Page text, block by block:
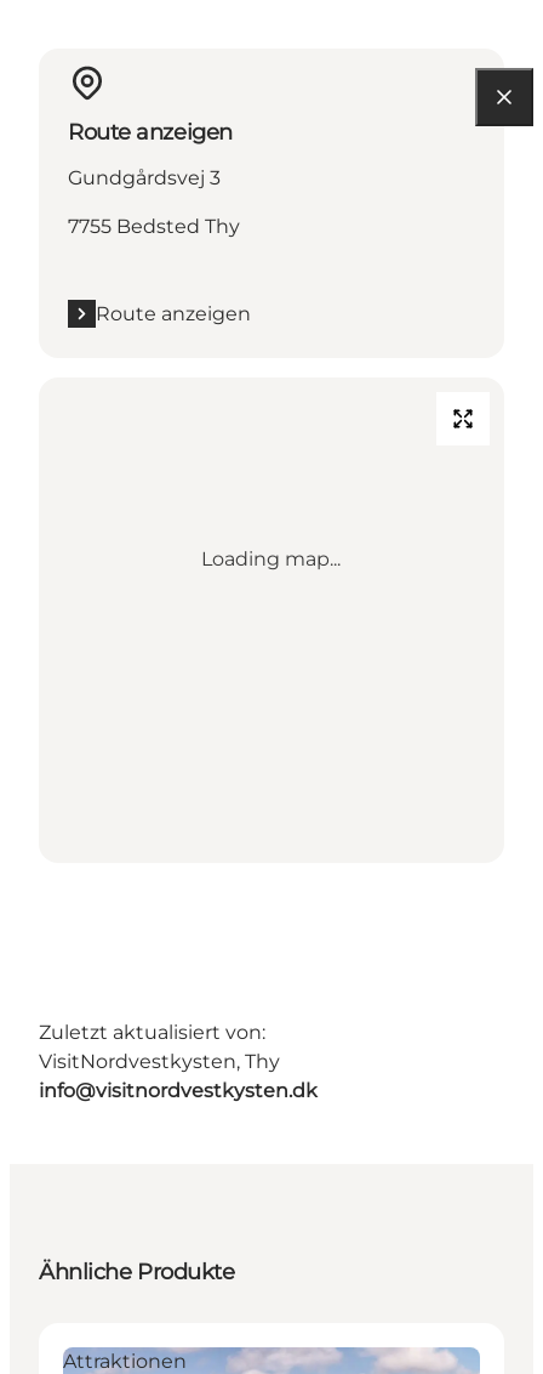
Route anzeigen
Gundgårdsvej 3
7755 Bedsted Thy
Route anzeigen
Loading map...
Zuletzt aktualisiert von:
VisitNordvestkysten, Thy
info@visitnordvestkysten.dk
Ähnliche Produkte
Attraktionen